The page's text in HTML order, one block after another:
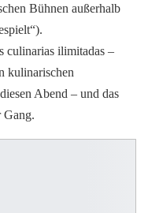
Bühnen außerhalb
culinarias ilimitadas –
kulinarischen
Abend – und das
Gang.